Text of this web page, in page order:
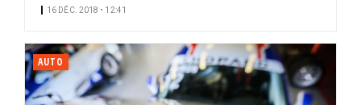
16 DÉC. 2018 • 12:41
AUTO